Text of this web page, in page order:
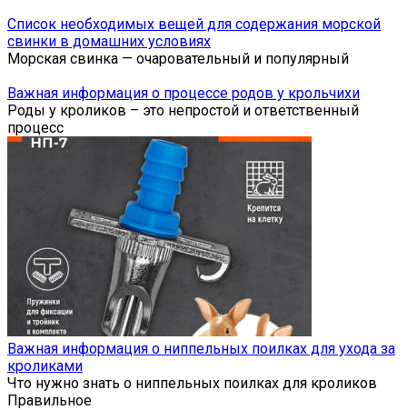
Список необходимых вещей для содержания морской
свинки в домашних условиях
Морская свинка — очаровательный и популярный
Важная информация о процессе родов у крольчихи
Роды у кроликов – это непростой и ответственный
процесс
Важная информация о ниппельных поилках для ухода за
кроликами
Что нужно знать о ниппельных поилках для кроликов
Правильное